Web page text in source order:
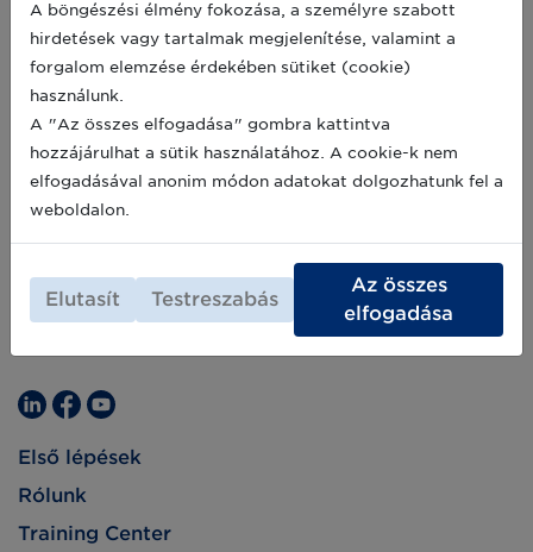
Első lépések
Rólunk
Training Center
A böngészési élmény fokozása, a személyre szabott
hirdetések vagy tartalmak megjelenítése, valamint a
forgalom elemzése érdekében sütiket (cookie)
használunk.
A "Az összes elfogadása" gombra kattintva
hozzájárulhat a sütik használatához. A cookie-k nem
elfogadásával anonim módon adatokat dolgozhatunk fel a
weboldalon.
Elutasít Testreszabás
Az összes
elfogadása